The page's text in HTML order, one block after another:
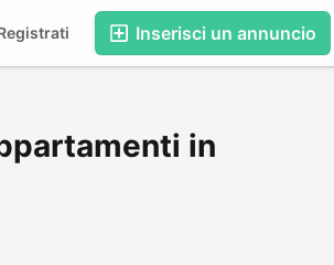
Inserisci un annuncio
in